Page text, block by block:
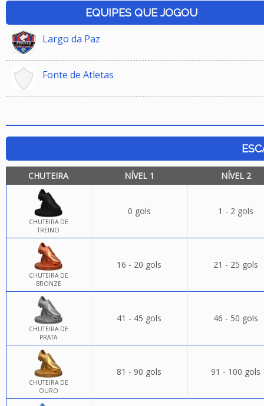
EQUIPES QUE JOGOU
Largo da Paz
Fonte de Atletas
CHUTEIRA NÍVEL 1 NÍVEL 2
CHUTEIRA DE
TREINO
0 gols 1 - 2 gols
CHUTEIRA DE
BRONZE
16 - 20 gols 21 - 25 gols
CHUTEIRA DE
PRATA
41 - 45 gols 46 - 50 gols
CHUTEIRA DE
OURO
81 - 90 gols 91 - 100 gols